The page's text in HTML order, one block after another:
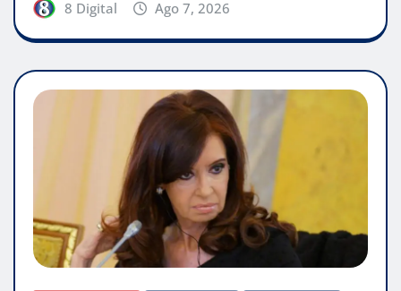
8 Digital Ago 7, 2026